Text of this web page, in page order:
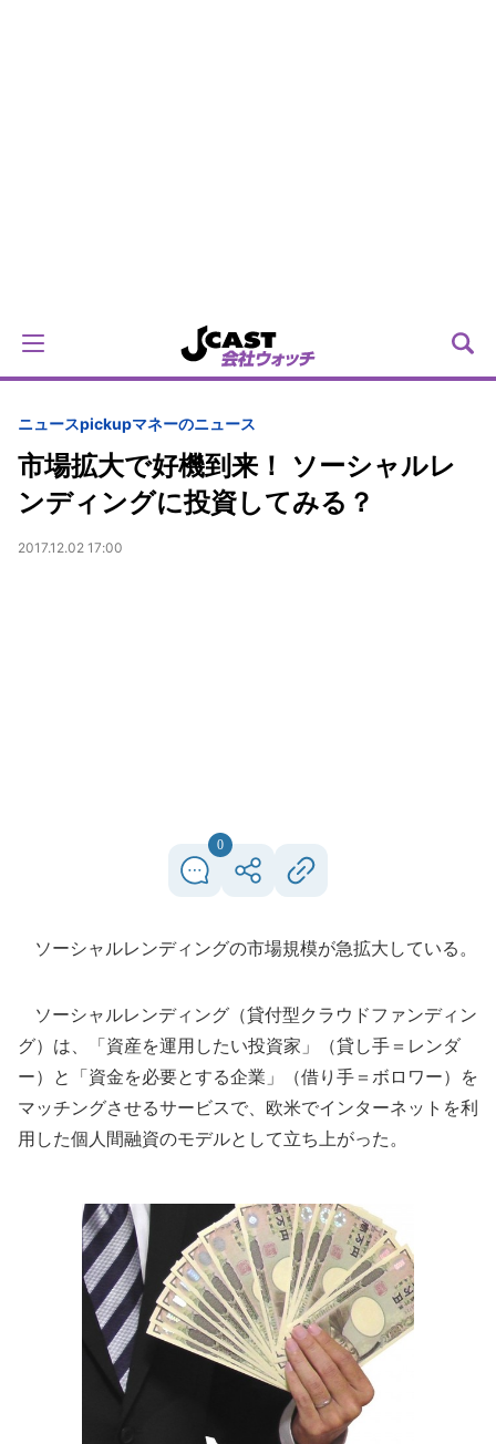
ニュースpickupマネーのニュース
市場拡大で好機到来！ ソーシャルレ
ンディングに投資してみる？
2017.12.02 17:00
0
ソーシャルレンディングの市場規模が急拡大している。
ソーシャルレンディング（貸付型クラウドファンディン
グ）は、「資産を運用したい投資家」（貸し手＝レンダ
ー）と「資金を必要とする企業」（借り手＝ボロワー）を
マッチングさせるサービスで、欧米でインターネットを利
用した個人間融資のモデルとして立ち上がった。